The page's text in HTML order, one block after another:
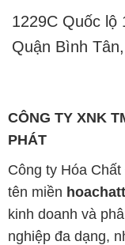
1229C Quốc lộ
Quận Bình
CÔNG TY XNK
PHÁT
Công ty Hóa
tên miền
kinh doanh và
nghiệp đa dạng,